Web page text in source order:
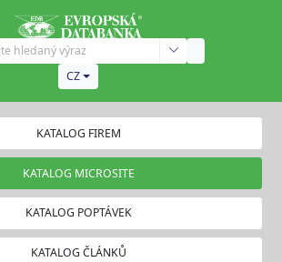
CZ
KATALOG FIREM
KATALOG MICROSITE
KATALOG POPTÁVEK
KATALOG ČLÁNKŮ